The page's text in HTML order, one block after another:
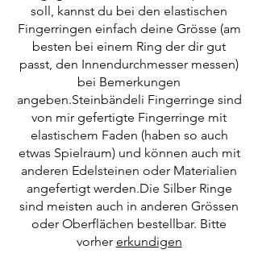
soll, kannst du bei den elastischen
Fingerringen einfach deine Grösse (am
besten bei einem Ring der dir gut
passt, den Innendurchmesser messen)
bei Bemerkungen
angeben.Steinbändeli Fingerringe sind
von mir gefertigte Fingerringe mit
elastischem Faden (haben so auch
etwas Spielraum) und können auch mit
anderen Edelsteinen oder Materialien
angefertigt werden.Die Silber Ringe
sind meisten auch in anderen Grössen
oder Oberflächen bestellbar. Bitte
vorher erkundigen